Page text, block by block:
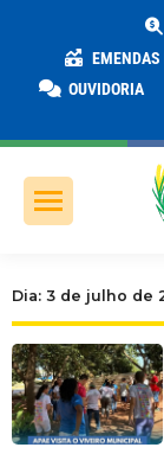
EMENDAS
OUVIDORIA
Dia: 3 de julho de